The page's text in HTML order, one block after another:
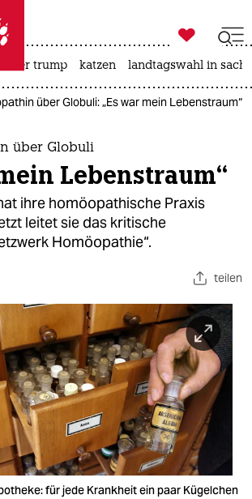
taz zahl ich
taz zahl ich

taz zahl ich
unter trump katzen landtagswahl in
über Globuli: „Es war mein Lebenstraum“
über Globuli
Lebenstraum“
ihre homöopathische Praxis
leitet sie das kritische
Homöopathie“.
teilen
für jede Krankheit ein paar Kügelchen